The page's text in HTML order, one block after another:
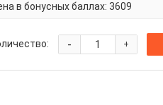
в бонусных баллах:3609
+
-